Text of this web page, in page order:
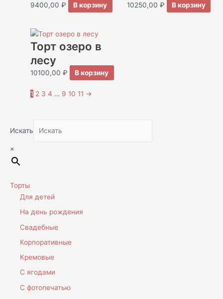
9400,00₽ В корзину 10250,00 ₽ В корзину
Торт озеро в
лесу
10100,00₽ В корзину
1 2 3 4 … 9 10 11 →
Искать
×
Торты
Для детей
На день рождения
Свадебные
Корпоративные
Кремовые
С ягодами
С фотопечатью